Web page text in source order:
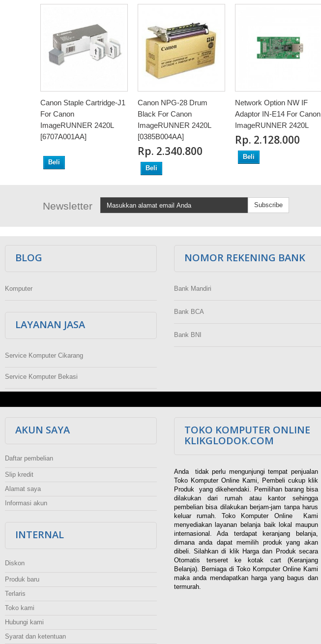
Canon Staple Cartridge-J1
For Canon
ImageRUNNER 2420L
[6707A001AA]
Beli
Canon NPG-28 Drum
Black For Canon
ImageRUNNER 2420L
[0385B004AA]
Rp‎. 2.340.800
Beli
Network Option NW IF
Adaptor IN-E14 For Canon
ImageRUNNER 2420L
Rp‎. 2.128.000
Beli
Newsletter Subscribe
BLOG
Komputer
LAYANAN JASA
Service Komputer Cikarang
Service Komputer Bekasi
NOMOR REKENING BANK
Bank Mandiri
Bank BCA
Bank BNI
AKUN SAYA
Daftar pembelian
Slip kredit
Alamat saya
Informasi akun
INTERNAL
Diskon
Produk baru
Terlaris
Toko kami
Hubungi kami
Syarat dan ketentuan
TOKO KOMPUTER ONLINE
KLIKGLODOK.COM
Anda tidak perlu mengunjungi tempat penjualan
Toko Komputer Online Kami, Pembeli cukup klik
Produk yang dikehendaki. Pemilihan barang bisa
dilakukan dari rumah atau kantor sehingga
pembelian bisa dilakukan berjam-jam tanpa harus
keluar rumah. Toko Komputer Online Kami
menyediakan layanan belanja baik lokal maupun
internasional. Ada terdapat keranjang belanja,
dimana anda dapat memilih produk yang akan
dibeli. Silahkan di klik Harga dan Produk secara
Otomatis terseret ke kotak cart (Keranjang
Belanja). Berniaga di Toko Komputer Online Kami
maka anda mendapatkan harga yang bagus dan
termurah.